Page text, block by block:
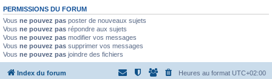
PERMISSIONS DU FORUM
Vous ne pouvez pas poster de nouveaux sujets
Vous ne pouvez pas répondre aux sujets
Vous ne pouvez pas modifier vos messages
Vous ne pouvez pas supprimer vos messages
Vous ne pouvez pas joindre des fichiers
Index du forum Heures au format UTC+02:00